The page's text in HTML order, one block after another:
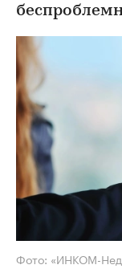
Фото: «ИНКОМ-